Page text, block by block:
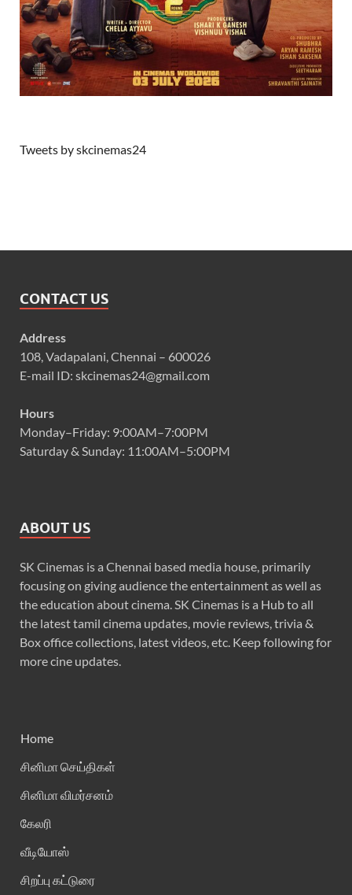
Tweets by skcinemas24
CONTACT US
Address
108, Vadapalani, Chennai – 600026
E-mail ID: skcinemas24@gmail.com
Hours
Monday–Friday: 9:00AM–7:00PM
Saturday & Sunday: 11:00AM–5:00PM
ABOUT US
SK Cinemas is a Chennai based media house, primarily
focusing on giving audience the entertainment as well as
the education about cinema. SK Cinemas is a Hub to all
the latest tamil cinema updates, movie reviews, trivia &
Box office collections, latest videos, etc. Keep following for
more cine updates.
Home
சினிமா செய்திகள்
சினிமா விமர்சனம்
கேலரி
வீடியோஸ்
சிறப்பு கட்டுரை